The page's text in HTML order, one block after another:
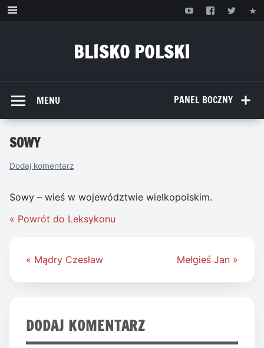
Przejdź
BLISKO POLSKI
PANEL BOCZNY
MENU
SOWY
Dodaj komentarz
Sowy – wieś w województwie wielkopolskim.
« Powrót do Leksykonu
Nawigacja
« Mądry Czesław Mełgieś Jan »
DODAJ KOMENTARZ